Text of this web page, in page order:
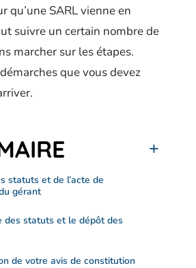
qu’une SARL vienne en
suivre un certain nombre de
marcher sur les étapes.
que vous devez
statuts et de l’acte de
gérant
des statuts et le dépôt des
de votre avis de constitution